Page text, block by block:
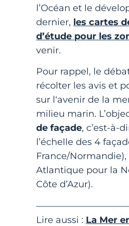
l’Océan et le
dernier, les cartes
d’étude pour les
venir.
Pour rappel, le
récolter les avis et
sur l‘avenir de la
milieu marin.
de façade, c’est-à-
l’échelle des 4
France/
Atlantique pour la
Côte d’Azur).
Lire aussi : La Mer